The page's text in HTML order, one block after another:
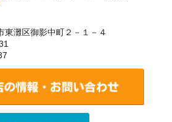
東灘区御影中町２－１－４